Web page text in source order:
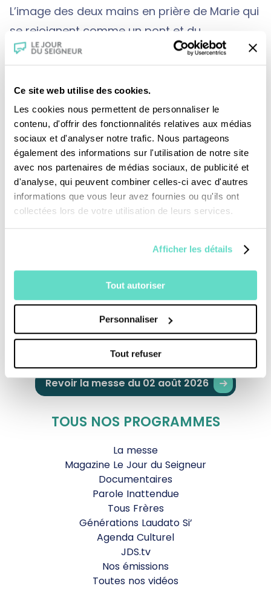
Ce site web utilise des cookies.
Les cookies nous permettent de personnaliser le
contenu, d'offrir des fonctionnalités relatives aux médias
sociaux et d'analyser notre trafic. Nous partageons
également des informations sur l'utilisation de notre site
avec nos partenaires de médias sociaux, de publicité et
d'analyse, qui peuvent combiner celles-ci avec d'autres
informations que vous leur avez fournies ou qu'ils ont
collectées lors de votre utilisation de leurs services.
Afficher les détails
Tout autoriser
Personnaliser
Tout refuser
L’image des deux mains en prière de Marie qui
se rejoignent comme un pont et du
déploiement de la tente qui accueille inspirent
le studio d’architectes qui conçoit la nouvelle
cathédrale inaugurée le 20 septembre 2015.
Le pari de faire cathédrale sans la
monumentalité des cathédrales classiques a
été réussi. Contemporaine, l'architecture
baignée de lumière des vitraux ouverts sur le
ciel inspire la prière, accueille et rassure, tout
restant ouverte sur la population
Je fais un don
Revoir la messe du 02 août 2026
TOUS NOS PROGRAMMES
La messe
Magazine Le Jour du Seigneur
Documentaires
Parole Inattendue
Tous Frères
Générations Laudato Si’
Agenda Culturel
JDS.tv
Nos émissions
Toutes nos vidéos